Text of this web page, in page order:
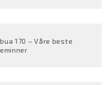
170 – Våre beste